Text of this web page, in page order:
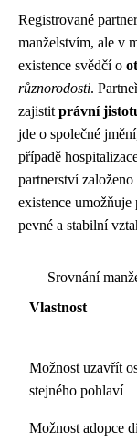
Registrované
manželstvím, ale v
existence svědčí o
různorodosti.
zajistit právní
jde o společné
případě
partnerství založeno
existence
pevné a stabilní
Srovnání
Vlastnost
Možnost uzavřít
stejného pohlaví
Možnost adopce